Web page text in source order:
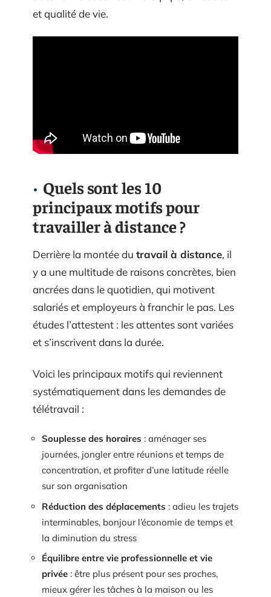
et qualité de vie.
Quels sont les 10
principaux motifs pour
travailler à distance ?
Derrière la montée du travail à distance, il
y a une multitude de raisons concrètes, bien
ancrées dans le quotidien, qui motivent
salariés et employeurs à franchir le pas. Les
études l’attestent : les attentes sont variées
et s’inscrivent dans la durée.
Voici les principaux motifs qui reviennent
systématiquement dans les demandes de
télétravail :
Souplesse des horaires : aménager ses
journées, jongler entre réunions et temps de
concentration, et profiter d’une latitude réelle
sur son organisation
Réduction des déplacements : adieu les trajets
interminables, bonjour l’économie de temps et
la diminution du stress
Équilibre entre vie professionnelle et vie
privée : être plus présent pour ses proches,
mieux gérer les tâches à la maison ou les